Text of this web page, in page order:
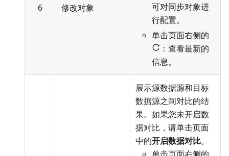
6 修改对象
可对同步对象进
行配置。
单击页面右侧的
：查看最新的
信息。
展示源数据源和目标
数据源之间对比的结
果。如果您未开启数
据对比，请单击页面
中的开启数据对比。